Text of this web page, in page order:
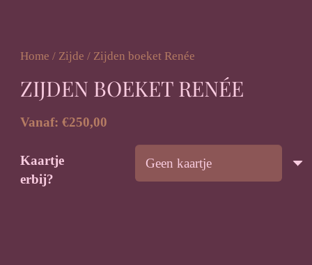
Home / Zijde / Zijden boeket Renée
ZIJDEN BOEKET RENÉE
Vanaf: €250,00
Kaartje
erbij?